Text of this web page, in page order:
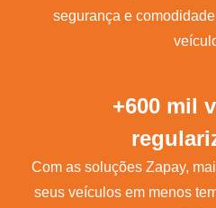
segurança e
+600 mil
Com as soluções Zapay,
seus veículos em menos